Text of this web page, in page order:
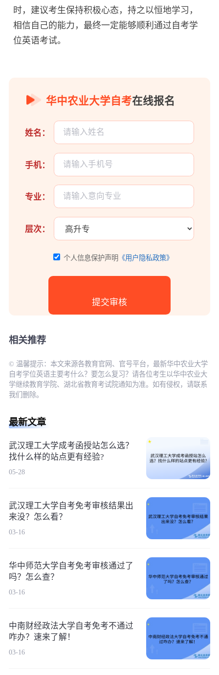
时，建议考生保持积极心态，持之以恒地学习，
相信自己的能力，最终一定能够顺利通过自考学
位英语考试。
华中农业大学自考在线报名
姓名：
手机：
专业：
层次：
个人信息保护声明 《用户隐私政策》
相关推荐
© 温馨提示：本文来源各教育官网、官号平台，最新华中农业大学
自考学位英语主要考什么？要怎么复习？请各位考生以华中农业大
学继续教育学院、湖北省教育考试院通知为准。如有侵权，请联系
我们删除。
最新文章
武汉理工大学成考函授站怎么选？
找什么样的站点更有经验?
05-28
武汉理工大学自考免考审核结果出
来没？怎么看？
03-16
华中师范大学自考免考审核通过了
吗？怎么查？
03-16
中南财经政法大学自考免考不通过
咋办？速来了解！
03-16